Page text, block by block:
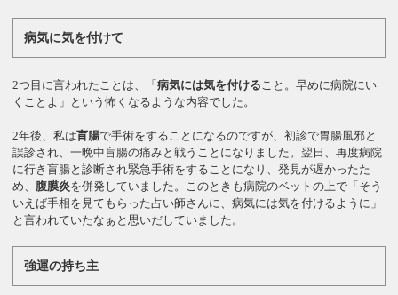
病気に気を付けて
2つ目に言われたことは、「病気には気を付ける こと。早めに病院にい
くことよ」という怖くなるような内容でした。
2年後、私は盲腸で手術をすることになるのですが、初診で胃腸風邪と
誤診され、一晩中盲腸の痛みと戦うことになりました。翌日、再度病院
に行き盲腸と診断され緊急手術をすることになり、発見が遅かったた
め、 腹膜炎を併発していました。このときも病院のベットの上で「そう
いえば手相を見てもらった占い師さんに、病気には気を付けるように」
と言われていたなぁと思いだしていました。
強運の持ち主